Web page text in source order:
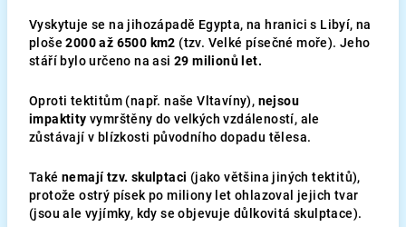
Vyskytuje se na jihozápadě Egypta, na hranici s Libyí, na
ploše 2000 až 6500 km2 (tzv. Velké písečné moře). Jeho
stáří bylo určeno na asi 29 milionů let.
Oproti tektitům (např. naše Vltavíny), nejsou
impaktity vymrštěny do velkých vzdáleností, ale
zůstávají v blízkosti původního dopadu tělesa.
Také nemají tzv. skulptaci (jako většina jiných tektitů),
protože ostrý písek po miliony let ohlazoval jejich tvar
(jsou ale vyjímky, kdy se objevuje důlkovitá skulptace).